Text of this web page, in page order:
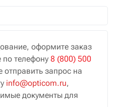
оформите заказ
по телефону 8 (800) 500
запрос на
info@opticom.ru,
документы для